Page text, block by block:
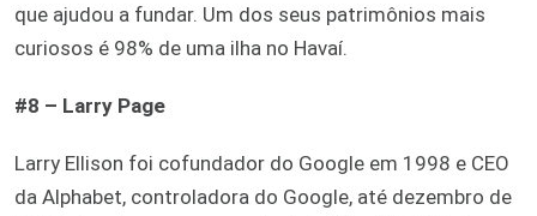
que ajudou a fundar. Um dos seus patrimônios mais
curiosos é 98% de uma ilha no Havaí.
#8 – Larry Page
Larry Ellison foi cofundador do Google em 1998 e CEO
da Alphabet, controladora do Google, até dezembro de